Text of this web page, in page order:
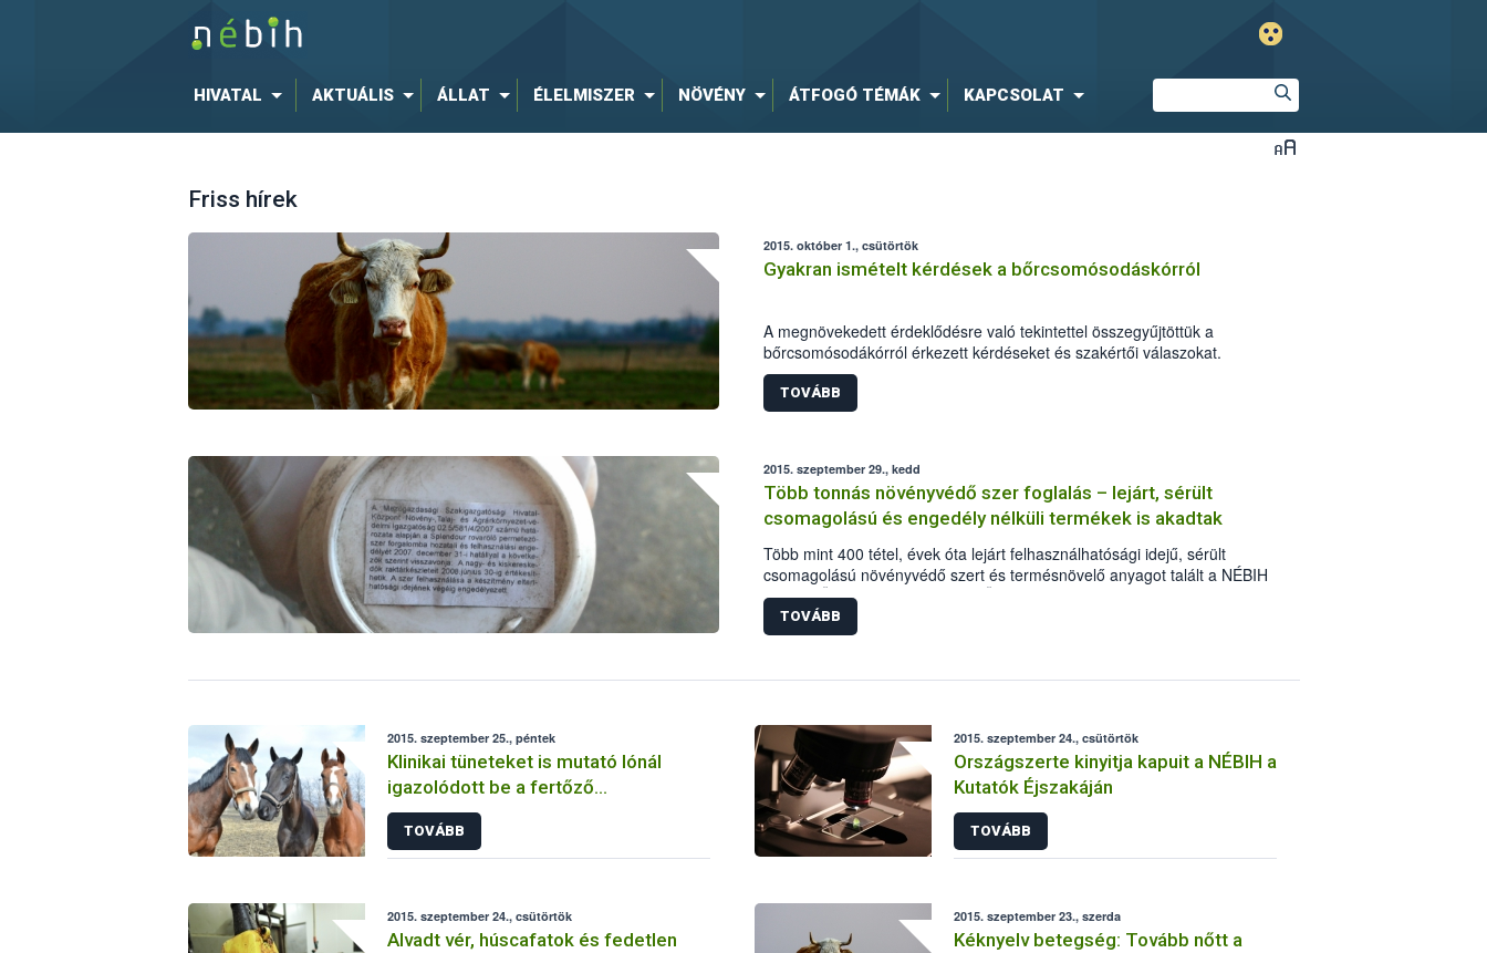
HIVATAL AKTUÁLIS ÁLLAT ÉLELMISZER NÖVÉNY ÁTFOGÓ TÉMÁK KAPCSOLAT
Friss hírek
2015. október 1., csütörtök
Gyakran ismételt kérdések a bőrcsomósodáskórról
A megnövekedett érdeklődésre való tekintettel összegyűjtöttük a
bőrcsomósodákórról érkezett kérdéseket és szakértői válaszokat.
TOVÁBB
2015. szeptember 29., kedd
Több tonnás növényvédő szer foglalás – lejárt, sérült
csomagolású és engedély nélküli termékek is akadtak
Több mint 400 tétel, évek óta lejárt felhasználhatósági idejű, sérült
csomagolású növényvédő szert és termésnövelő anyagot talált a NÉBIH
Kiemelt Ügyek Igazgatósága (KÜI) egy Csongrád megyei kereskedőnél.
A termékek egy része érvényes engedéllyel sem rendelkezett. A
szakemberek a tételeket azonnali hatállyal zárolták. Az ügyben több
TOVÁBB
2015. szeptember 25., péntek
Klinikai tüneteket is mutató lónál
igazolódott be a fertőző
kevésvérűség
TOVÁBB
2015. szeptember 24., csütörtök
Országszerte kinyitja kapuit a NÉBIH a
Kutatók Éjszakáján
TOVÁBB
2015. szeptember 24., csütörtök
Alvadt vér, húscafatok és fedetlen
2015. szeptember 23., szerda
Kéknyelv betegség: Tovább nőtt a